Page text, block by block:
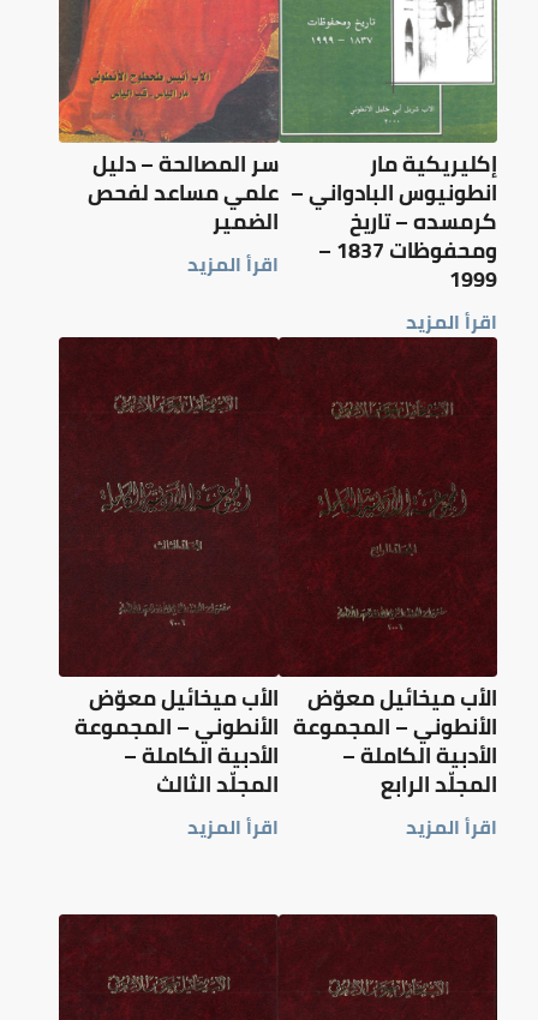
إكليريكية مار
انطونيوس البادواني –
كرمسده – تاريخ
ومحفوظات 1837 –
1999
اقرأ المزيد
سر المصالحة – دليل
علمي مساعد لفحص
الضمير
اقرأ المزيد
الأب ميخائيل معوّض
الأنطوني – المجموعة
الأدبية الكاملة –
المجلّد الرابع
اقرأ المزيد
الأب ميخائيل معوّض
الأنطوني – المجموعة
الأدبية الكاملة –
المجلّد الثالث
اقرأ المزيد